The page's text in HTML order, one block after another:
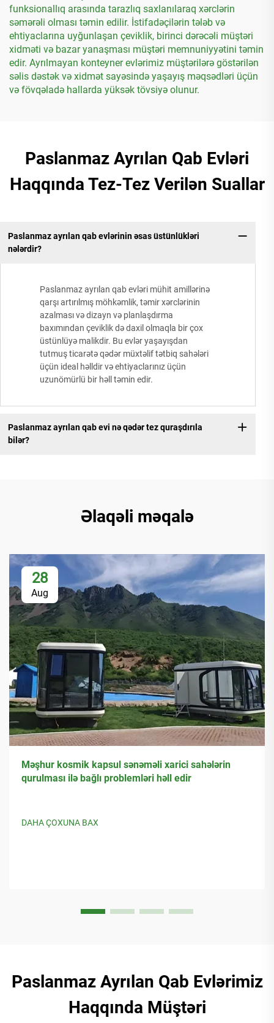
funksionallıq arasında tarazlıq saxlanılaraq xərclərin
səmərəli olması təmin edilir. İstifadəçilərin tələb və
ehtiyaclarına uyğunlaşan çeviklik, birinci dərəcəli müştəri
xidməti və bazar yanaşması müştəri memnuniyyətini təmin
edir. Ayrılmayan konteyner evlərimiz müştərilərə göstərilən
səlis dəstək və xidmət sayəsində yaşayış məqsədləri üçün
və fövqəladə hallarda yüksək tövsiyə olunur.
Paslanmaz Ayrılan Qab Evləri
Haqqında Tez-Tez Verilən Suallar
Paslanmaz ayrılan qab evlərinin əsas üstünlükləri
nələrdir?
Paslanmaz ayrılan qab evləri mühit amillərinə
qarşı artırılmış möhkəmlik, təmir xərclərinin
azalması və dizayn və planlaşdırma
baxımından çeviklik də daxil olmaqla bir çox
üstünlüyə malikdir. Bu evlər yaşayışdan
tutmuş ticarətə qədər müxtəlif tətbiq sahələri
üçün ideal həlldir və ehtiyaclarınız üçün
uzunömürlü bir həll təmin edir.
Paslanmaz ayrılan qab evi nə qədər tez quraşdırıla
bilər?
Əlaqəli məqalə
28
Aug
Məşhur kosmik kapsul sənəməli xarici sahələrin
qurulması ilə bağlı problemləri həll edir
DAHA ÇOXUNA BAX
Paslanmaz Ayrılan Qab Evlərimiz
Haqqında Müştəri